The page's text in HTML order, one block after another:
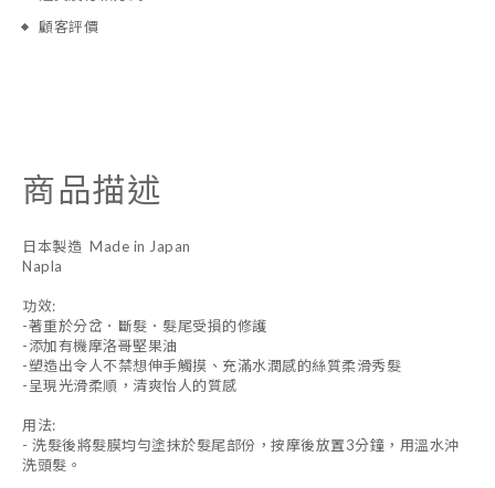
顧客評價
商品描述
日本製造 Made in Japan
Napla
功效:
-著重於分岔．斷髮．髮尾受損的修護
-添加有機摩洛哥堅果油
-塑造出令人不禁想伸手觸摸、充滿水潤感的絲質柔滑秀髮
-呈現光滑柔順，清爽怡人的質感
用法:
- 洗髮後將髮膜均勻塗抹於髮尾部份，按摩後放置3分鐘，用溫水沖
洗頭髮。